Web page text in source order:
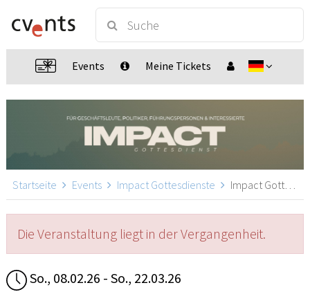
Events Meine Tickets
Startseite Events Impact Gottesdienste Impact Gottesdienste, Bern
Die Veranstaltung liegt in der Vergangenheit.
So., 08.02.26 - So., 22.03.26